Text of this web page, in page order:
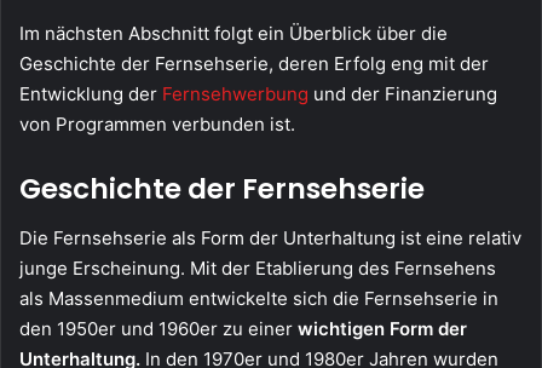
Im nächsten Abschnitt folgt ein Überblick über die
Geschichte der Fernsehserie, deren Erfolg eng mit der
Entwicklung der Fernsehwerbung und der Finanzierung
von Programmen verbunden ist.
Geschichte der Fernsehserie
Die Fernsehserie als Form der Unterhaltung ist eine relativ
junge Erscheinung. Mit der Etablierung des Fernsehens
als Massenmedium entwickelte sich die Fernsehserie in
den 1950er und 1960er zu einer wichtigen Form der
Unterhaltung. In den 1970er und 1980er Jahren wurden